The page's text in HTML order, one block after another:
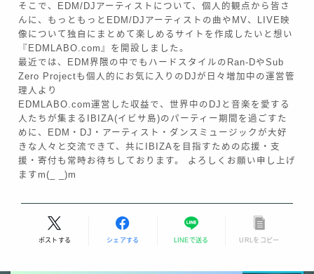
Follow Me
そこで、EDM/DJアーティストについて、個人的観点から皆さ
んに、もっともっとEDM/DJアーティストの曲やMV、LIVE映
像について独自にまとめて楽しめるサイトを作成したいと想い
『EDMLABO.com』を開設しました。
最近では、EDM界隈の中でもハードスタイルのRan-DやSub
Zero Projectも個人的にお気に入りのDJが日々増加中の運営管
理人より
EDMLABO.com運営した収益で、世界中のDJと音楽を愛する
人たちが集まるIBIZA(イビサ島)のパーティー期間を過ごすた
めに、EDM・DJ・アーティスト・ダンスミュージックが大好
きな人々と交流できて、共にIBIZAを目指すための応援・支
援・寄付も常時お待ちしております。 よろしくお願い申し上げ
ますm(_ _)m
ポストする シェアする LINEで送る URLをコピー